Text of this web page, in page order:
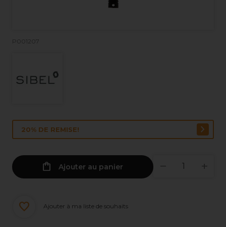
P001207
20% DE REMISE!
Ajouter au panier
Ajouter à ma liste de souhaits